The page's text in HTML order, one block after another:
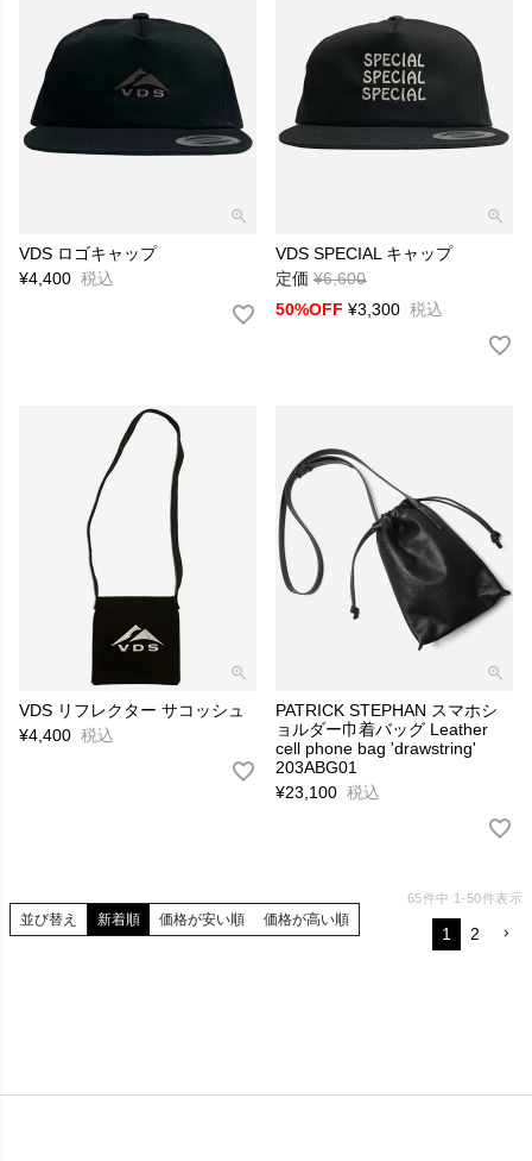
VDS ロゴキャップ
¥4,400 税込
VDS SPECIAL キャップ
定価 ¥6,600
→
50%OFF ¥3,300 税込
VDS リフレクター サコッシュ
¥4,400 税込
PATRICK STEPHAN スマホシ
ョルダー巾着バッグ Leather
cell phone bag 'drawstring'
203ABG01
¥23,100 税込
並び替え 新着順 価格が安い順 価格が高い順
65件中 1-50件表示
1 2